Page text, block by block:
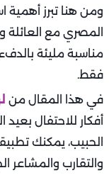
ومن هنا تبرز أهمية
المصري مع العائلة
مناسبة مليئة
فقط.
في هذا المقال من
أفكار للاحتفال
الحبيب، يمكنك
والتقارب والمشاعر